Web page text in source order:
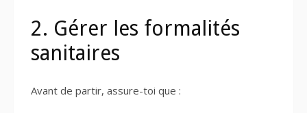
2. Gérer les formalités
sanitaires
Avant de partir, assure-toi que :